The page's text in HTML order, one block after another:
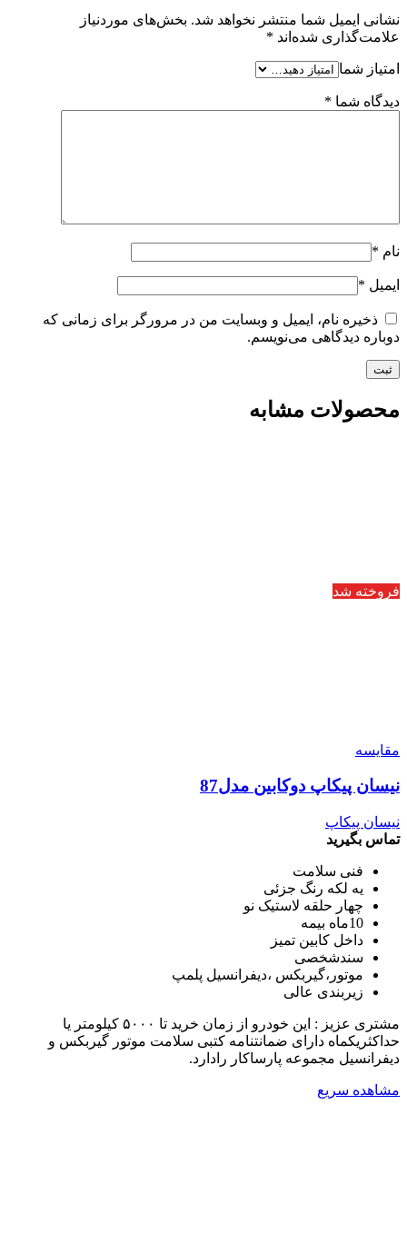
نشانی ایمیل شما منتشر نخواهد شد. بخش‌های موردنیاز
علامت‌گذاری شده‌اند *
امتیاز شما
دیدگاه شما *
نام *
ایمیل *
ذخیره نام، ایمیل و وبسایت من در مرورگر برای زمانی که
دوباره دیدگاهی می‌نویسم.
محصولات مشابه
فروخته شد
مقایسه
نیسان پیکاپ دوکابین مدل87
نیسان پیکاپ
تماس بگیرید
فنی سلامت
یه لکه رنگ جزئی
چهار حلقه لاستیک نو
10ماه بیمه
داخل کابین تمیز
سندشخصی
موتور،گیربکس ،دیفرانسیل پلمپ
زیربندی عالی
مشتری عزیز : این خودرو از زمان خرید تا ۵۰۰۰ کیلومتر یا
حداکثریکماه دارای ضمانتنامه کتبی سلامت موتور گیربکس و
دیفرانسیل مجموعه پارساکار رادارد.
مشاهده سریع